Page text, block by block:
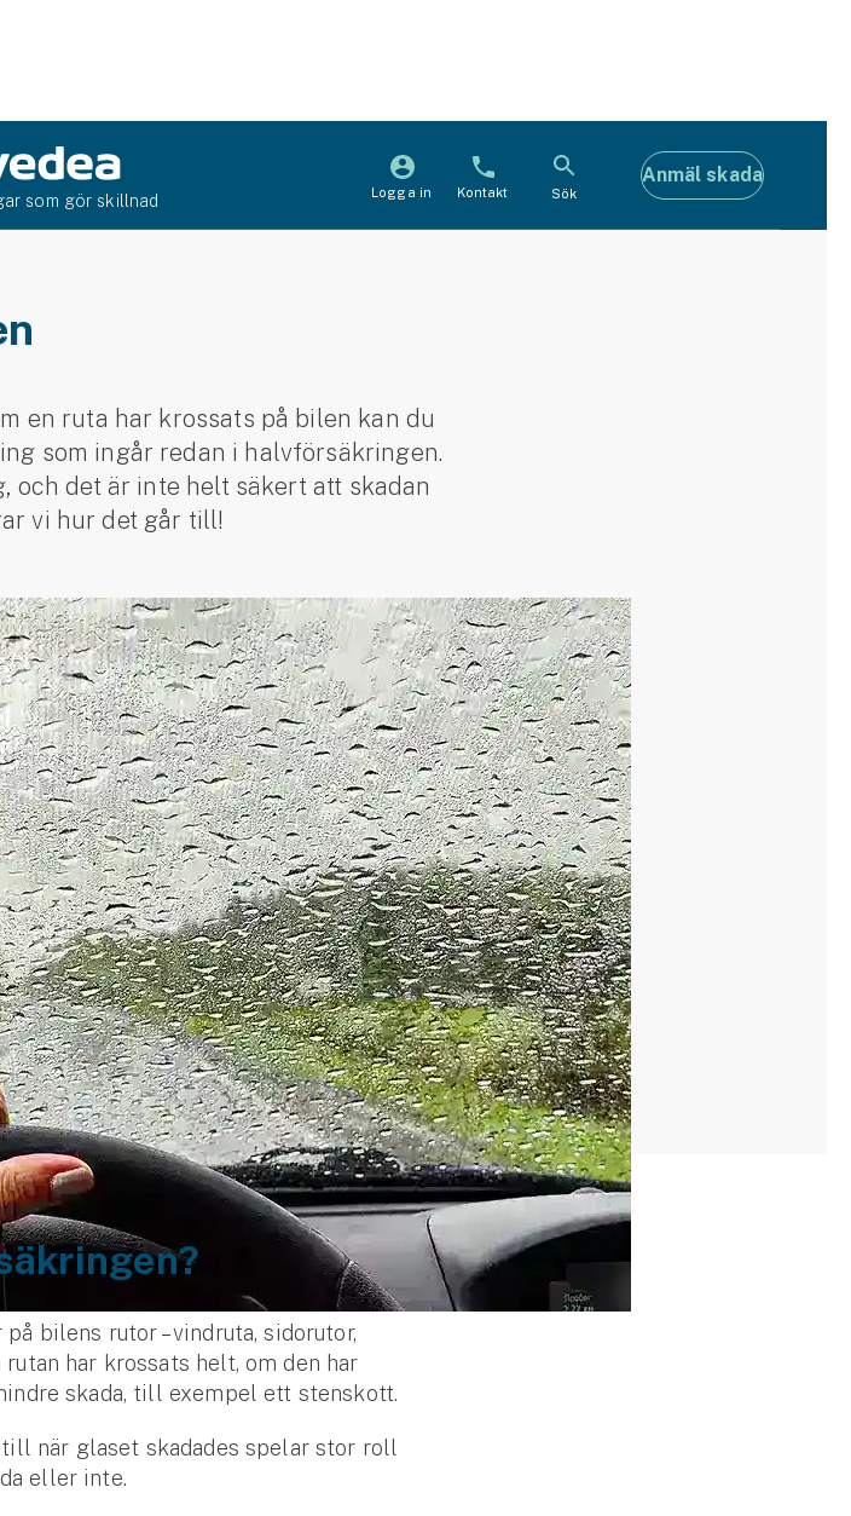
som gör skillnad Logga in Kontakt Sök
Anmäl skada
en ruta har krossats på bilen kan du
som ingår redan i halvförsäkringen.
och det är inte helt säkert att skadan
vi hur det går till!
bilens rutor – vindruta, sidorutor,
har krossats helt, om den har
skada, till exempel ett stenskott.
när glaset skadades spelar stor roll
eller inte.